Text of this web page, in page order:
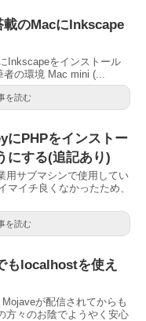
のMacにInkscape
Inkscapeをインストール
の環境 Mac mini (...
を読む
にPHPをインストー
にする(追記あり)
用サブマシンで使用してい
マイチ良くなかったため、
を読む
もlocalhostを使え
が配信されてからも
方々のお陰でようやく安心